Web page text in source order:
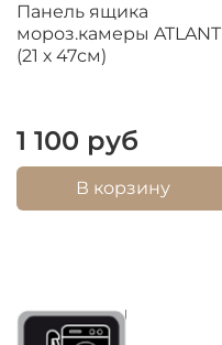
Панель ящика
мороз.камеры ATLANT
(21 х 47см)
1 100 руб
В корзину